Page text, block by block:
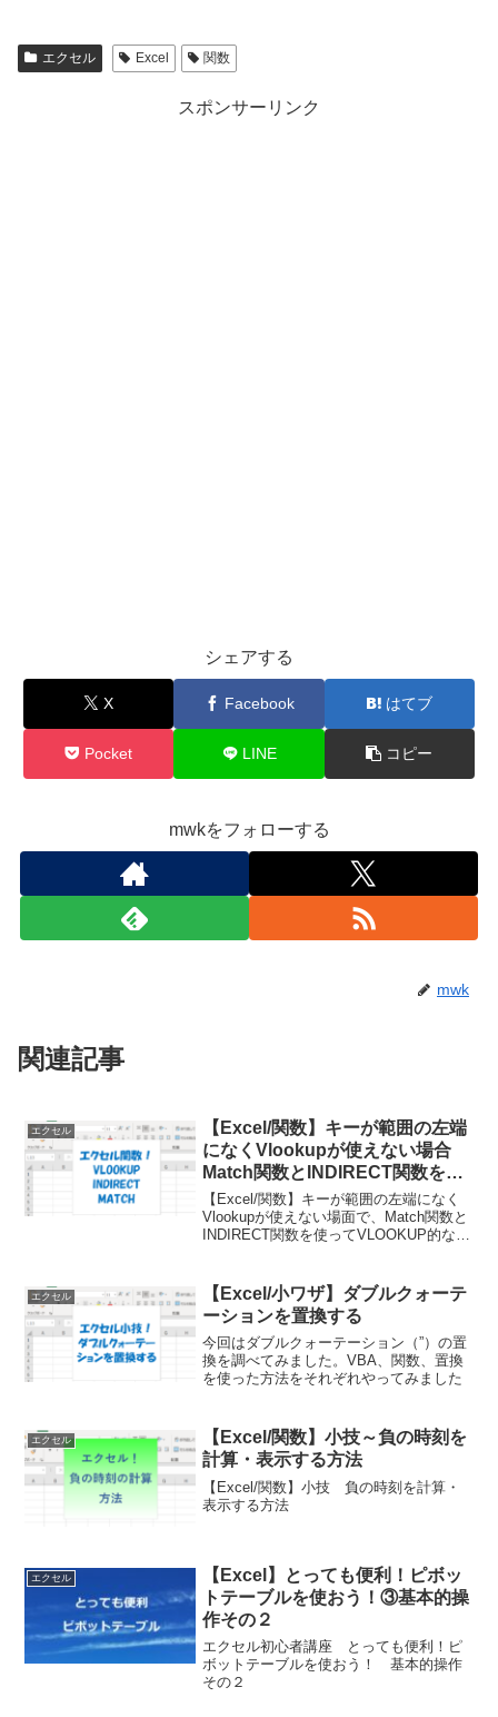
エクセル Excel 関数
スポンサーリンク
シェアする
X Facebook はてブ
Pocket LINE コピー
mwkをフォローする
mwk
関連記事
エクセル
【Excel/関数】キーが範囲の左端
になくVlookupが使えない場合
Match関数とINDIRECT関数を使
ったらできた
【Excel/関数】キーが範囲の左端になく
Vlookupが使えない場面で、Match関数と
INDIRECT関数を使ってVLOOKUP的な動
エクセル
【Excel/小ワザ】ダブルクォーテ
ーションを置換する
今回はダブルクォーテーション（”）の置
換を調べてみました。VBA、関数、置換
を使った方法をそれぞれやってみました
エクセル
【Excel/関数】小技～負の時刻を
計算・表示する方法
【Excel/関数】小技 負の時刻を計算・
表示する方法
エクセル
【Excel】とっても便利！ピボッ
トテーブルを使おう！③基本的操
作その２
エクセル初心者講座 とっても便利！ピ
ボットテーブルを使おう！ 基本的操作
その２